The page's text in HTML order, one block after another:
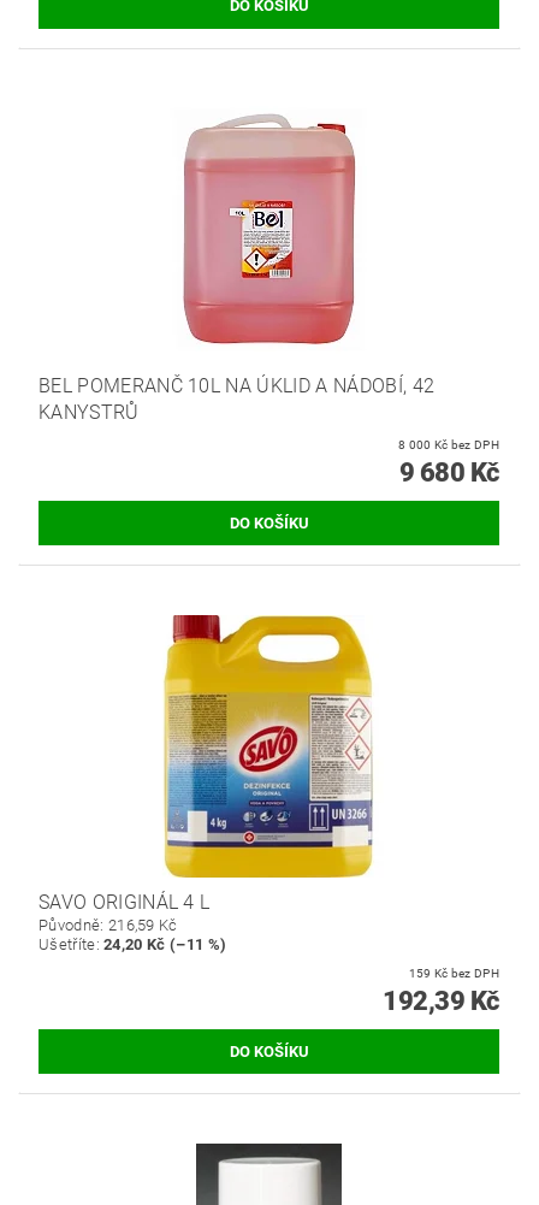
BEL POMERANČ 10L NA ÚKLID A NÁDOBÍ, 42
KANYSTRŮ
8 000 Kč bez DPH
9 680 Kč
SAVO ORIGINÁL 4 L
Původně: 216,59 Kč
Ušetříte:24,20 Kč (–11 %)
159 Kč bez DPH
192,39 Kč